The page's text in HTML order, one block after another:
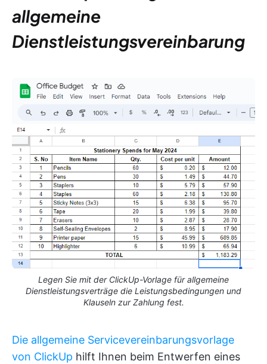
allgemeine
Dienstleistungsvereinbarung
Legen Sie mit der ClickUp-Vorlage für allgemeine
Dienstleistungsverträge die Leistungsbedingungen und
Klauseln zur Zahlung fest.
Die allgemeine Servicevereinbarungsvorlage
von ClickUp hilft Ihnen beim Entwerfen eines